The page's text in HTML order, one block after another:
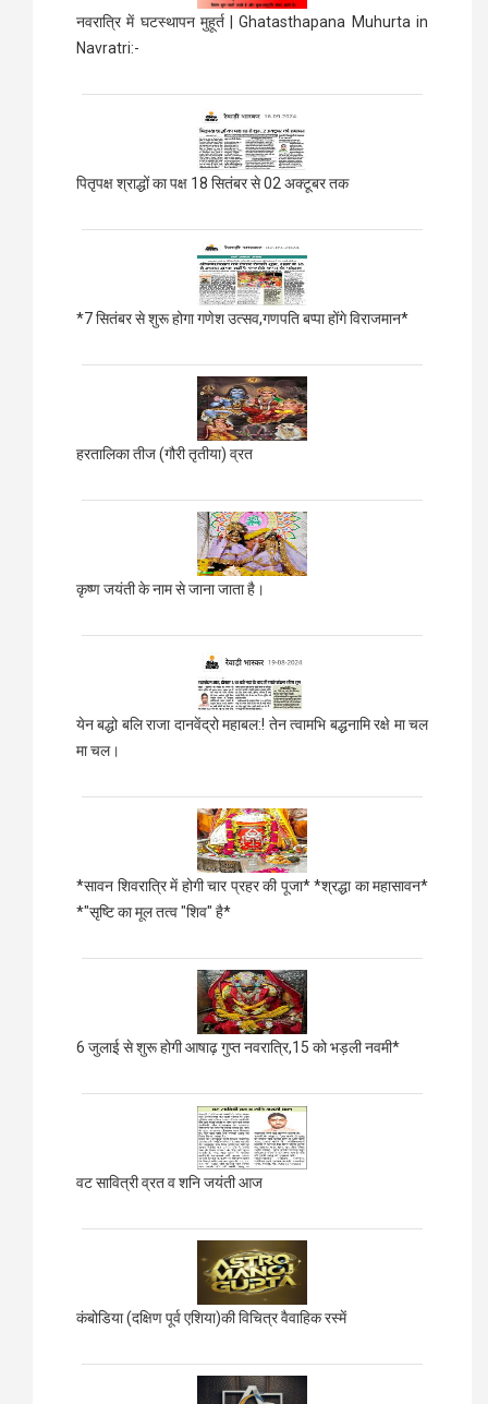
नवरात्रि में घटस्थापन मुहूर्त | Ghatasthapana Muhurta in
Navratri:-
पितृपक्ष श्राद्धों का पक्ष 18 सितंबर से 02 अक्टूबर तक
*7 सितंबर से शुरू होगा गणेश उत्सव,गणपति बप्पा होंगे विराजमान*
हरतालिका तीज (गौरी तृतीया) व्रत
कृष्ण जयंती के नाम से जाना जाता है।
येन बद्धो बलि राजा दानवेंद्रो महाबल:! तेन त्वामभि बद्धनामि रक्षे मा चल
मा चल।
*सावन शिवरात्रि में होगी चार प्रहर की पूजा* *श्रद्धा का महासावन*
*"सृष्टि का मूल तत्व "शिव" है*
6 जुलाई से शुरू होगी आषाढ़ गुप्त नवरात्रि,15 को भड़ली नवमी*
वट सावित्री व्रत व शनि जयंती आज
कंबोडिया (दक्षिण पूर्व एशिया)की विचित्र वैवाहिक रस्में